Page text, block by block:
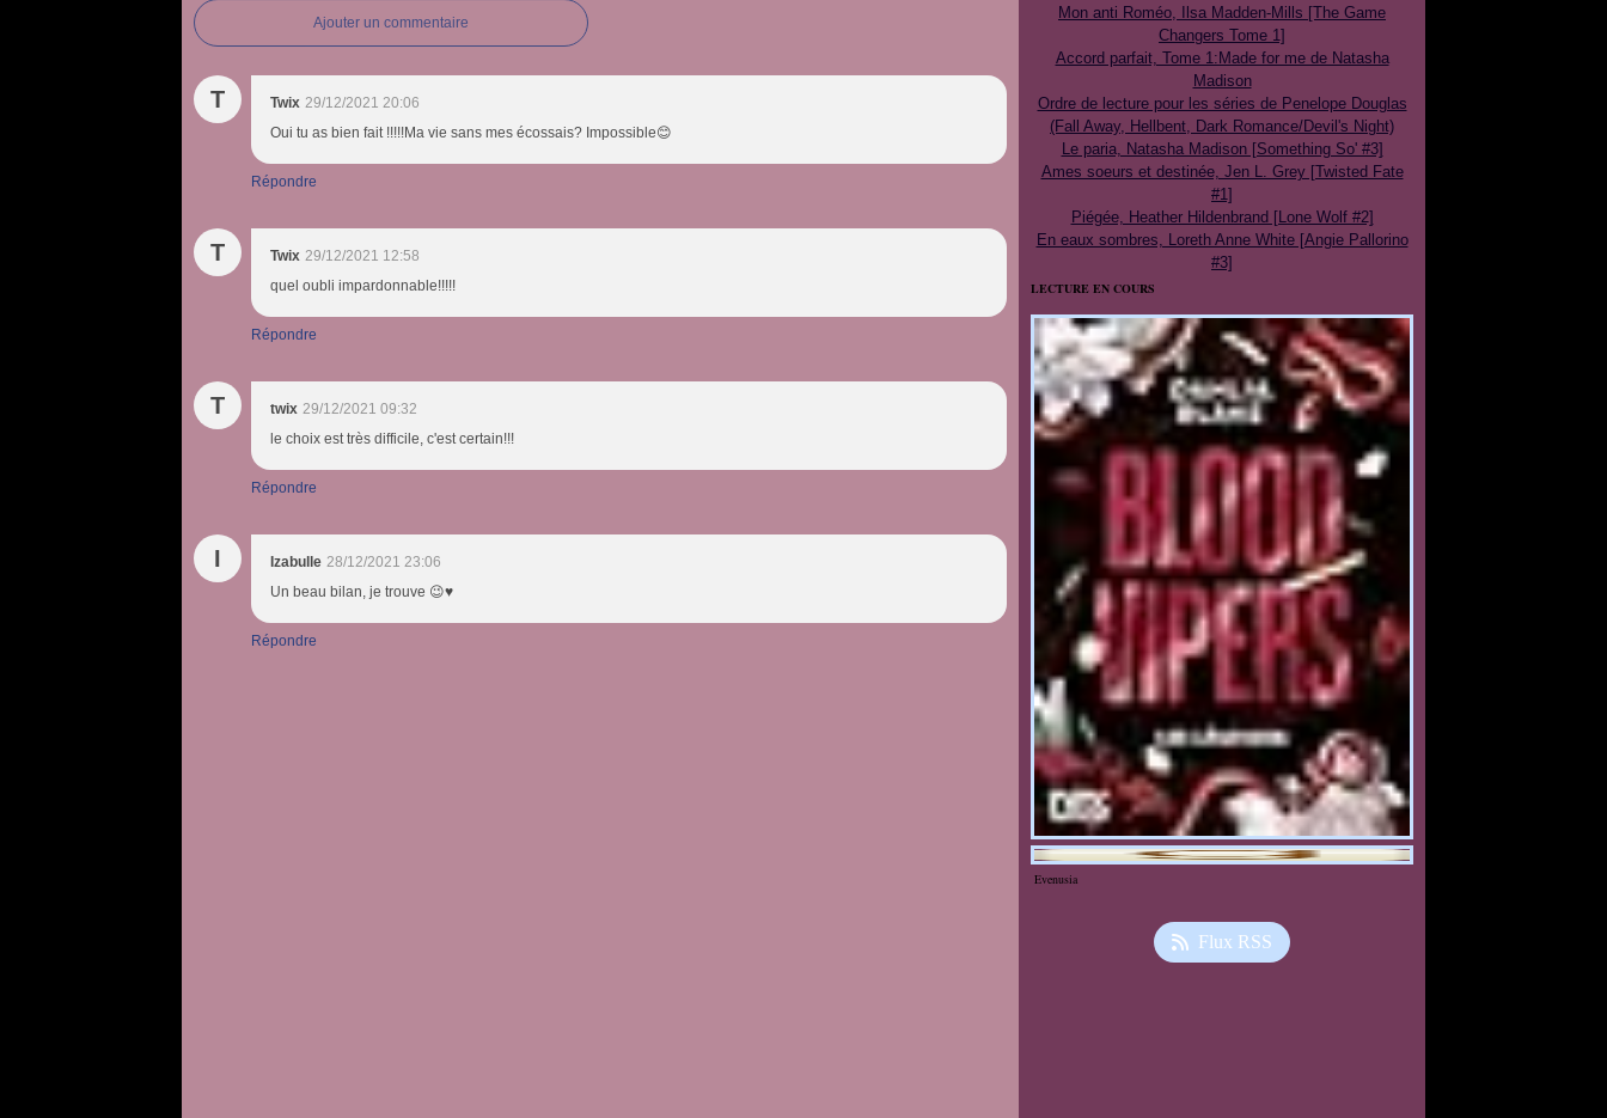
Ajouter un commentaire
T Twix 29/12/2021 20:06
Oui tu as bien fait !!!!!Ma vie sans mes écossais? Impossible😊
Répondre
T Twix 29/12/2021 12:58
quel oubli impardonnable!!!!!
Répondre
T twix 29/12/2021 09:32
le choix est très difficile, c'est certain!!!
Répondre
I Izabulle 28/12/2021 23:06
Un beau bilan, je trouve 😉♥️
Répondre
Mon anti Roméo, Ilsa Madden-Mills [The Game
Changers Tome 1]
Accord parfait, Tome 1:Made for me de Natasha
Madison
Ordre de lecture pour les séries de Penelope Douglas
(Fall Away, Hellbent, Dark Romance/Devil's Night)
Le paria, Natasha Madison [Something So' #3]
Ames soeurs et destinée, Jen L. Grey [Twisted Fate
#1]
Piégée, Heather Hildenbrand [Lone Wolf #2]
En eaux sombres, Loreth Anne White [Angie Pallorino
#3]
LECTURE EN COURS
Evenusia
Flux RSS